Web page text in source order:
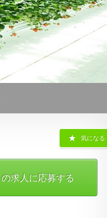
気になる
の求人に応募する